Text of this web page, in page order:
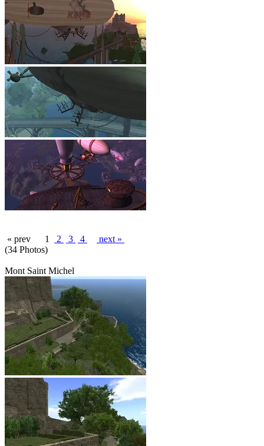
« prev 1 2 3 4
next »
(34 Photos)
Mont Saint Michel